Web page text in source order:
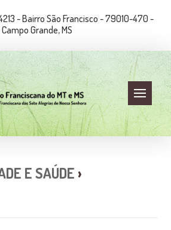
- Bairro São Francisco - 79010-470 -
Campo Grande, MS
E SAÚDE ›